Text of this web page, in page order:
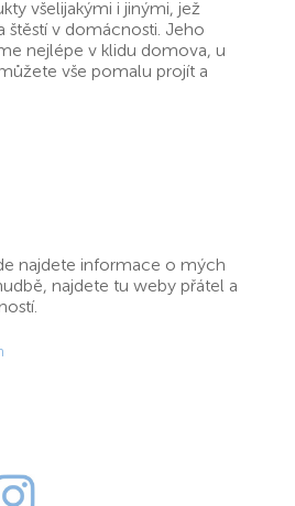
všelijakými i jinými, jež
štěstí v domácnosti. Jeho
nejlépe v klidu domova, u
vše pomalu projít a
najdete informace o mých
najdete tu weby přátel a